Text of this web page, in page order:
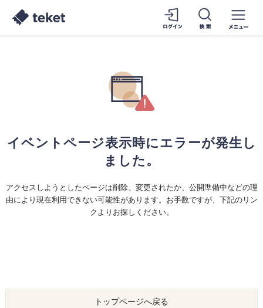
イベントページ表示時にエラーが発生し
ました。
アクセスしようとしたページは削除、変更されたか、公開準備中などの理
由により現在利用できない可能性があります。お手数ですが、下記のリン
クよりお探しください。
トップページへ戻る